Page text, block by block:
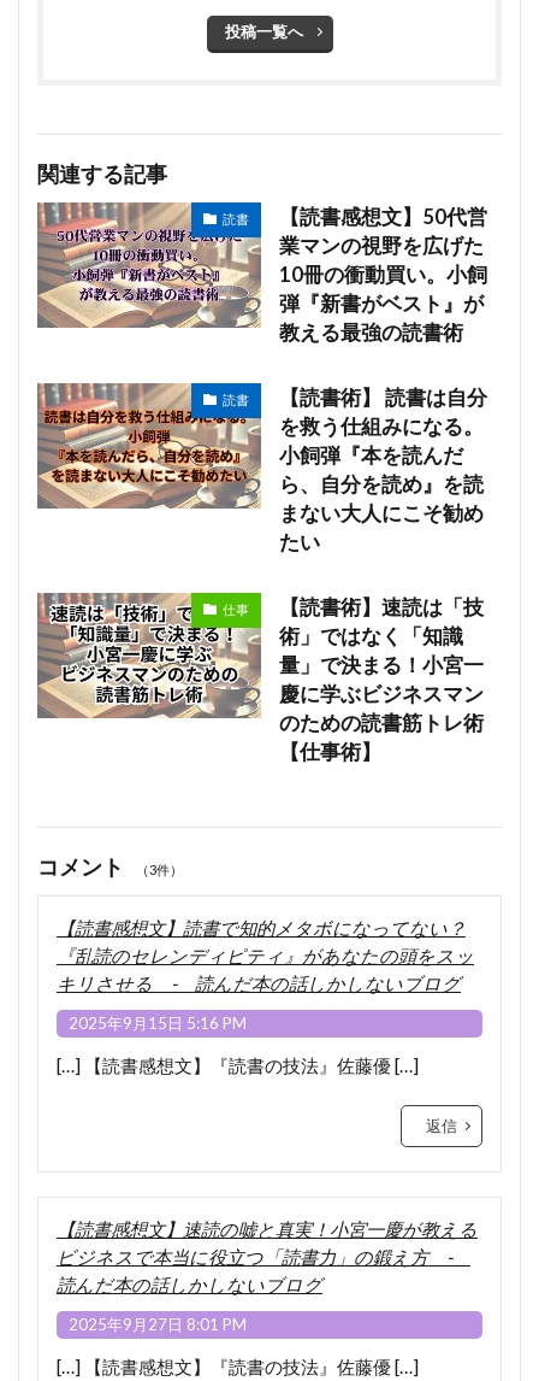
投稿一覧へ
関連する記事
読書
【読書感想文】50代営
業マンの視野を広げた
10冊の衝動買い。小飼
弾『新書がベスト』が
教える最強の読書術
読書
【読書術】 読書は自分
を救う仕組みになる。
小飼弾『本を読んだ
ら、自分を読め』を読
まない大人にこそ勧め
たい
仕事
【読書術】速読は「技
術」ではなく「知識
量」で決まる！小宮一
慶に学ぶビジネスマン
のための読書筋トレ術
【仕事術】
コメント （3件）
【読書感想文】読書で知的メタボになってない？
『乱読のセレンディピティ』があなたの頭をスッ
キリさせる - 読んだ本の話しかしないブログ
2025年9月15日 5:16 PM
[…] 【読書感想文】『読書の技法』佐藤優 […]
返信
【読書感想文】速読の嘘と真実！小宮一慶が教える
ビジネスで本当に役立つ「読書力」の鍛え方 -
読んだ本の話しかしないブログ
2025年9月27日 8:01 PM
[…] 【読書感想文】『読書の技法』佐藤優 […]